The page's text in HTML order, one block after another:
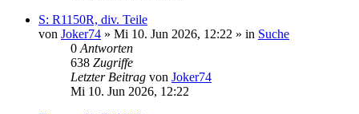
S: R1150R, div. Teile
von Joker74 » Mi 10. Jun 2026, 12:22 » in Suche
0 Antworten
638 Zugriffe
Letzter Beitrag von Joker74
Mi 10. Jun 2026, 12:22